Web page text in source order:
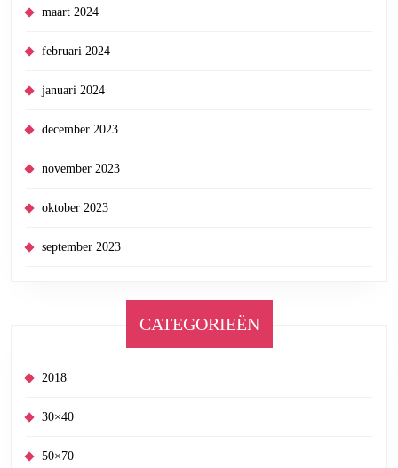
maart 2024
februari 2024
januari 2024
december 2023
november 2023
oktober 2023
september 2023
CATEGORIEËN
2018
30×40
50×70